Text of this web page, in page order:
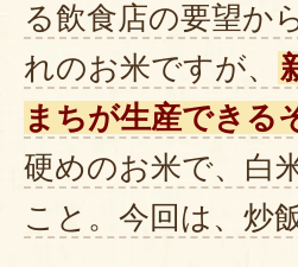
る飲食店の要望か
れのお米ですが、
まちが生産できる
硬めのお米で、白
こと。今回は、炒